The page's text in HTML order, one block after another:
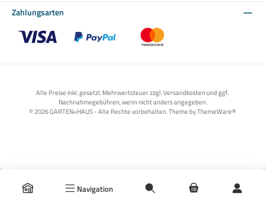
Navigation
Zahlungsarten
Alle Preise inkl. gesetzl. Mehrwertsteuer zzgl. Versandkosten und ggf.
Nachnahmegebühren, wenn nicht anders angegeben.
© 2026 GARTEN+HAUS - Alle Rechte vorbehalten. Theme byThemeWare®